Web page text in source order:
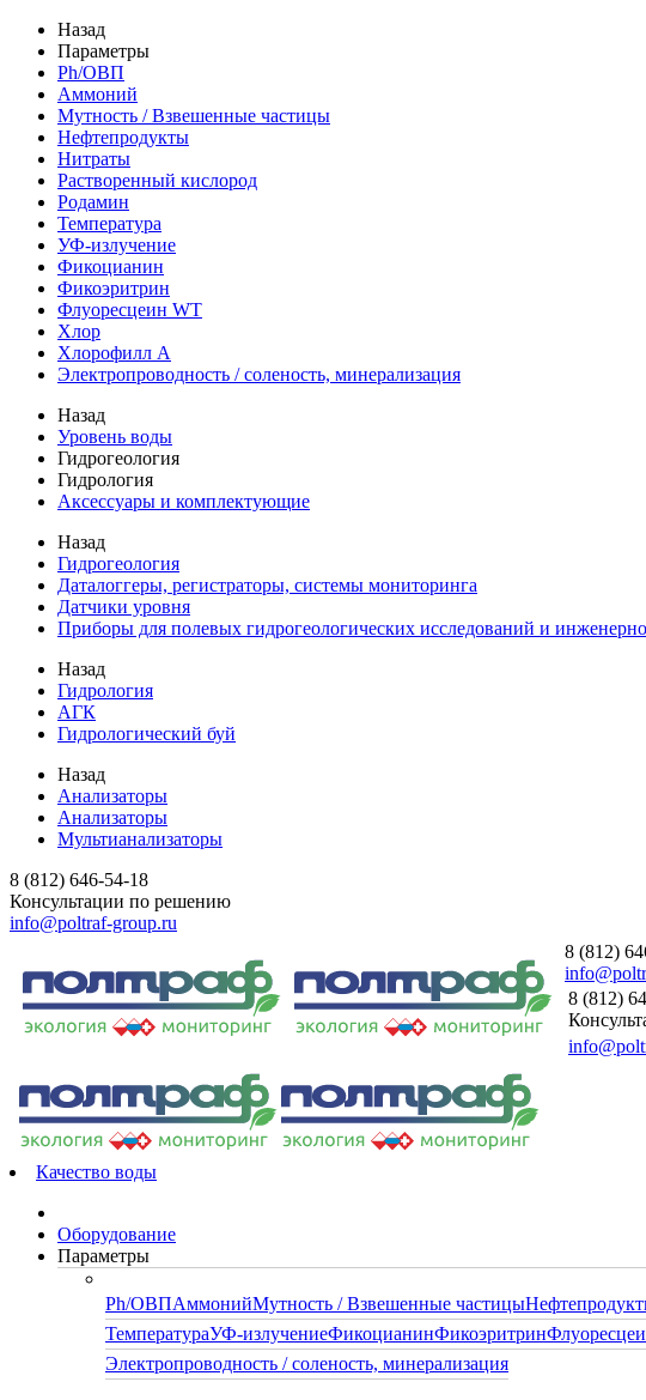
Назад
Параметры
Ph/ОВП
Аммоний
Мутность / Взвешенные частицы
Нефтепродукты
Нитраты
Растворенный кислород
Родамин
Температура
УФ-излучение
Фикоцианин
Фикоэритрин
Флуоресцеин WT
Хлор
Хлорофилл А
Электропроводность / соленость, минерализация
Назад
Уровень воды
Гидрогеология
Гидрология
Аксессуары и комплектующие
Назад
Гидрогеология
Даталоггеры, регистраторы, системы мониторинга
Датчики уровня
Приборы для полевых гидрогеологических исследований и
Назад
Гидрология
АГК
Гидрологический буй
Назад
Анализаторы
Анализаторы
Мультианализаторы
8 (812) 646-54-18
Консультации по решению
info@poltraf-group.ru
8 (812)
8 (812)
Качество воды
Оборудование
Параметры
Ph/ОВПАммонийМутность / Взвешенные частицы
ТемператураУФ-излучениеФикоцианинФикоэритрин
Электропроводность / соленость, минерализация